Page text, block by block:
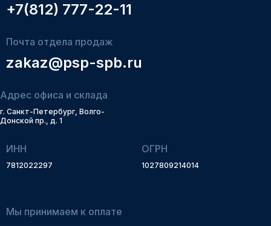
+7(812) 777-22-11
Почта отдела продаж
zakaz@psp-spb.ru
Адрес офиса и склада
г. Санкт-Петербург, Волго-
Донской пр., д. 1
ИНН
7812022297
ОГРН
1027809214014
Мы принимаем к оплате